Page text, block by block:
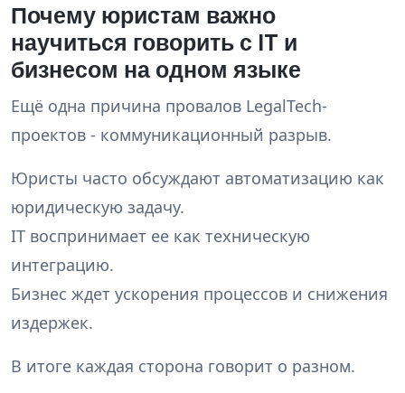
Почему юристам важно
научиться говорить с IT и
бизнесом на одном языке
Ещё одна причина провалов LegalTech-
проектов - коммуникационный разрыв.
Юристы часто обсуждают автоматизацию как
юридическую задачу.
IT воспринимает ее как техническую
интеграцию.
Бизнес ждет ускорения процессов и снижения
издержек.
В итоге каждая сторона говорит о разном.